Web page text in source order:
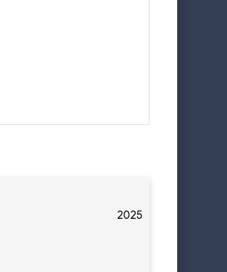
2025